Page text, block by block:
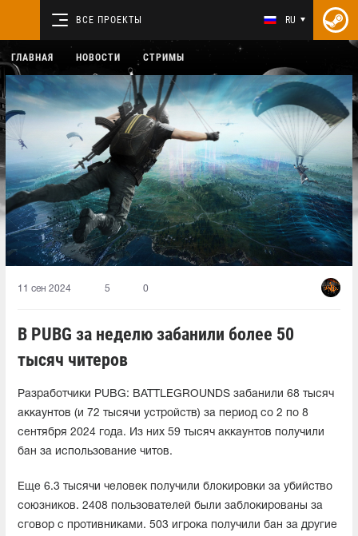
ВСЕ ПРОЕКТЫ RU
ГЛАВНАЯ НОВОСТИ СТРИМЫ
11 сен 2024 5 0
В PUBG за неделю забанили более 50
тысяч читеров
Разработчики PUBG: BATTLEGROUNDS забанили 68 тысяч
аккаунтов (и 72 тысячи устройств) за период со 2 по 8
сентября 2024 года. Из них 59 тысяч аккаунтов получили
бан за использование читов.
Еще 6.3 тысячи человек получили блокировки за убийство
союзников. 2408 пользователей были заблокированы за
сговор с противниками. 503 игрока получили бан за другие